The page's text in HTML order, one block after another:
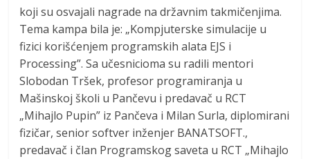
koji su osvajali nagrade na državnim takmičenjima.
Tema kampa bila je: „Kompjuterske simulacije u
fizici korišćenjem programskih alata EJS i
Processing”. Sa učesnicioma su radili mentori
Slobodan Tršek, profesor programiranja u
Mašinskoj školi u Pančevu i predavač u RCT
„Mihajlo Pupin” iz Pančeva i Milan Surla, diplomirani
fizičar, senior softver inženjer BANATSOFT.,
predavač i član Programskog saveta u RCT „Mihajlo